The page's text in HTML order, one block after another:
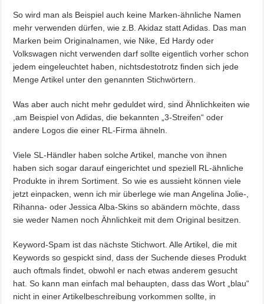
So wird man als Beispiel auch keine Marken-ähnliche Namen
mehr verwenden dürfen, wie z.B. Akidaz statt Adidas. Das man
Marken beim Originalnamen, wie Nike, Ed Hardy oder
Volkswagen nicht verwenden darf sollte eigentlich vorher schon
jedem eingeleuchtet haben, nichtsdestotrotz finden sich jede
Menge Artikel unter den genannten Stichwörtern.
Was aber auch nicht mehr geduldet wird, sind Ähnlichkeiten wie
,am Beispiel von Adidas, die bekannten „3-Streifen“ oder
andere Logos die einer RL-Firma ähneln.
Viele SL-Händler haben solche Artikel, manche von ihnen
haben sich sogar darauf eingerichtet und speziell RL-ähnliche
Produkte in ihrem Sortiment. So wie es aussieht können viele
jetzt einpacken, wenn ich mir überlege wie man Angelina Jolie-,
Rihanna- oder Jessica Alba-Skins so abändern möchte, dass
sie weder Namen noch Ähnlichkeit mit dem Original besitzen.
Keyword-Spam ist das nächste Stichwort. Alle Artikel, die mit
Keywords so gespickt sind, dass der Suchende dieses Produkt
auch oftmals findet, obwohl er nach etwas anderem gesucht
hat. So kann man einfach mal behaupten, dass das Wort „blau“
nicht in einer Artikelbeschreibung vorkommen sollte, in